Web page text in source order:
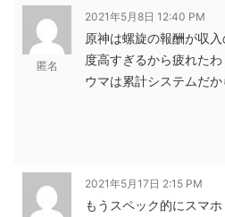
匿名
2021年5月8日 12:40 PM
原神は螺旋の報酬が収
度高すぎるから疲れたわ
ウマは累計システムだ
2021年5月17日 2:15 PM
もうスペック的にスマ